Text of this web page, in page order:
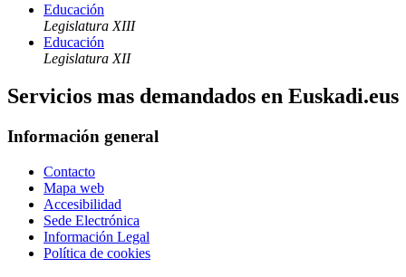
Educación
Legislatura XIII
Educación
Legislatura XII
Servicios mas demandados en Euskadi.eus
Información general
Contacto
Mapa web
Accesibilidad
Sede Electrónica
Información Legal
Política de cookies